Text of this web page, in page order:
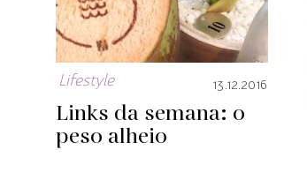
Lifestyle 13.12.2016
Links da semana: o
peso alheio